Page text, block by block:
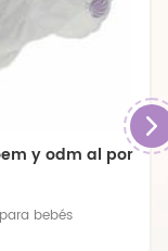
y odm al por
bebés